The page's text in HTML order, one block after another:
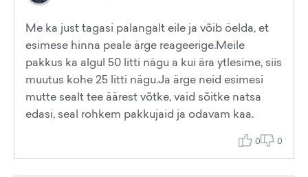
Me ka just tagasi palangalt eile ja võib öelda, et
esimese hinna peale ärge reageerige.Meile
pakkus ka algul 50 litti nägu a kui ära ytlesime, siis
muutus kohe 25 litti nägu.Ja ärge neid esimesi
mutte sealt tee äärest võtke, vaid sõitke natsa
edasi, seal rohkem pakkujaid ja odavam kaa.
0 0